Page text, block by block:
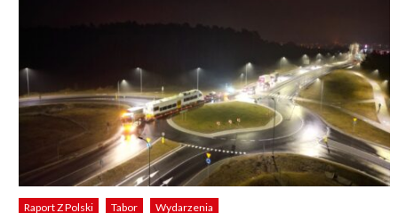
Raport Z Polski Tabor Wydarzenia